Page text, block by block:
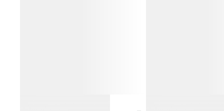
РЕМЕНЬ ИЗ